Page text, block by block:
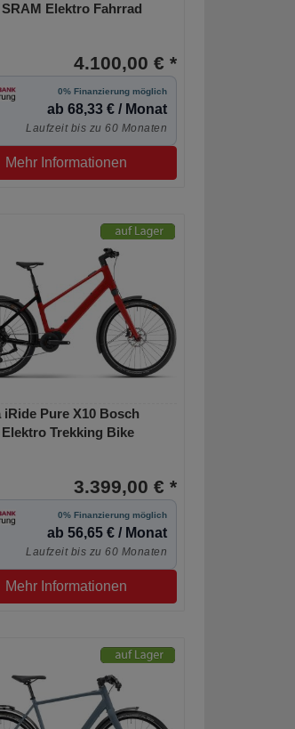
SRAM Elektro Fahrrad
4.100,00 € *
0% Finanzierung möglich
ab 68,33 € / Monat
Laufzeit bis zu 60 Monaten
Mehr Informationen
iRide Pure X10 Bosch
Elektro Trekking Bike
3.399,00 € *
0% Finanzierung möglich
ab 56,65 € / Monat
Laufzeit bis zu 60 Monaten
Mehr Informationen